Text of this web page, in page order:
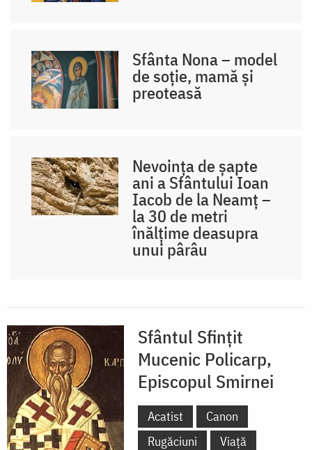
Sfânta Nona – model
de soție, mamă și
preoteasă
Nevoința de șapte
ani a Sfântului Ioan
Iacob de la Neamț –
la 30 de metri
înălțime deasupra
unui pârâu
Sfântul Sfințit
Mucenic Policarp,
Episcopul Smirnei
Acatist
Canon
Rugăciuni
Viață